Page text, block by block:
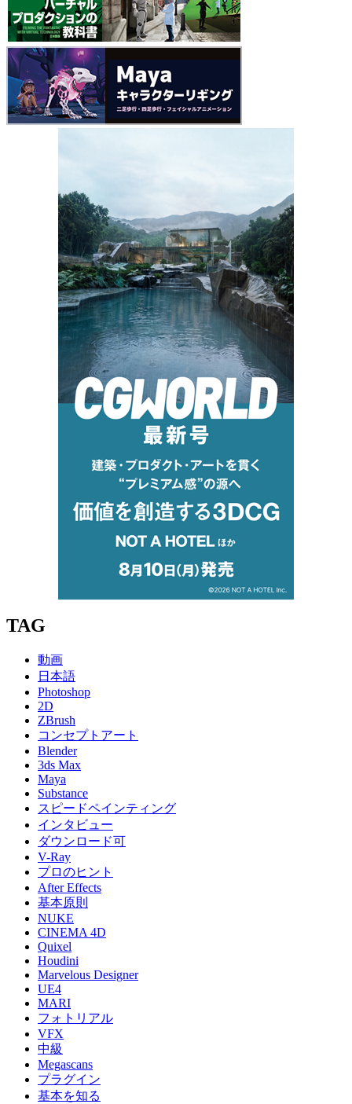
TAG
動画
日本語
Photoshop
2D
ZBrush
コンセプトアート
Blender
3ds Max
Maya
Substance
スピードペインティング
インタビュー
ダウンロード可
V-Ray
プロのヒント
After Effects
基本原則
NUKE
CINEMA 4D
Quixel
Houdini
Marvelous Designer
UE4
MARI
フォトリアル
VFX
中級
Megascans
プラグイン
基本を知る